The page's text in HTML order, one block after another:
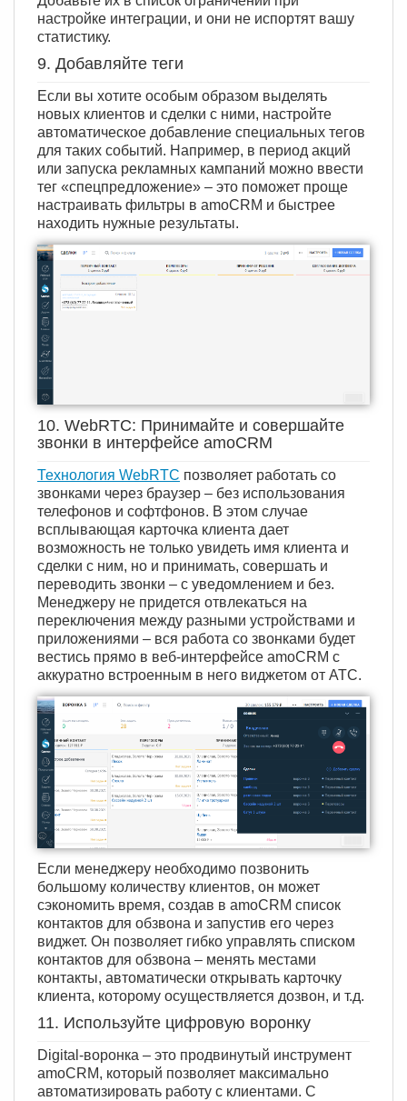
настройке интеграции, и они не испортят вашу
статистику.
9. Добавляйте теги
Если вы хотите особым образом выделять
новых клиентов и сделки с ними, настройте
автоматическое добавление специальных тегов
для таких событий. Например, в период акций
или запуска рекламных кампаний можно ввести
тег «спецпредложение» – это поможет проще
настраивать фильтры в amoCRM и быстрее
находить нужные результаты.
10. WebRTC: Принимайте и совершайте
звонки в интерфейсе amoCRM
Технология WebRTC позволяет работать со
звонками через браузер – без использования
телефонов и софтфонов. В этом случае
всплывающая карточка клиента дает
возможность не только увидеть имя клиента и
сделки с ним, но и принимать, совершать и
переводить звонки – с уведомлением и без.
Менеджеру не придется отвлекаться на
переключения между разными устройствами и
приложениями – вся работа со звонками будет
вестись прямо в веб-интерфейсе amoCRM с
аккуратно встроенным в него виджетом от АТС.
Если менеджеру необходимо позвонить
большому количеству клиентов, он может
сэкономить время, создав в amoCRM список
контактов для обзвона и запустив его через
виджет. Он позволяет гибко управлять списком
контактов для обзвона – менять местами
контакты, автоматически открывать карточку
клиента, которому осуществляется дозвон, и т.д.
11. Используйте цифровую воронку
Digital-воронка – это продвинутый инструмент
amoCRM, который позволяет максимально
автоматизировать работу с клиентами. С